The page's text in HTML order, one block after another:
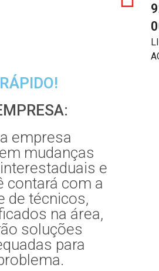
empresa
mudanças
e
contará com a
de técnicos,
na área,
soluções
para